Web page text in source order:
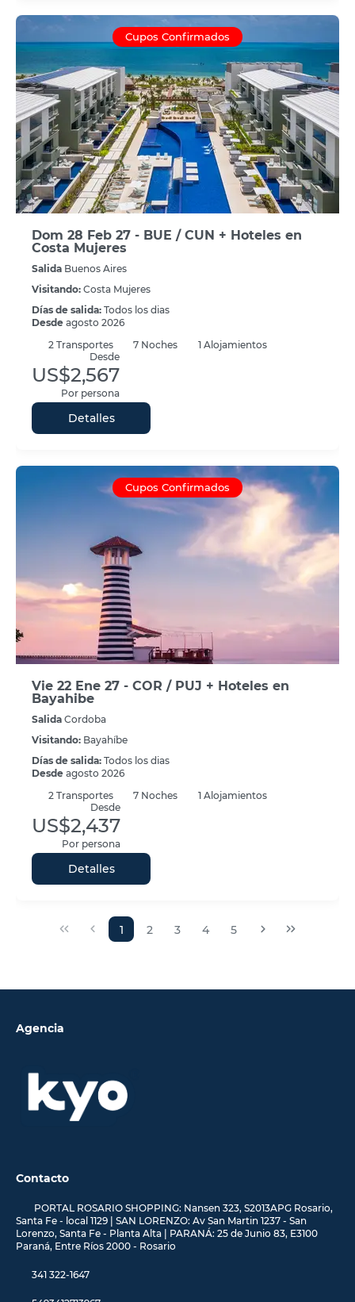
Cupos Confirmados
Dom 28 Feb 27 - BUE / CUN + Hoteles en
Costa Mujeres
Salida Buenos Aires
Visitando: Costa Mujeres
Días de salida: Todos los dias
Desde agosto 2026
2 Transportes 7 Noches
1 Alojamientos
Desde
US$2,567
Por persona
Detalles
Cupos Confirmados
Vie 22 Ene 27 - COR / PUJ + Hoteles en
Bayahibe
Salida Cordoba
Visitando: Bayahíbe
Días de salida: Todos los dias
Desde agosto 2026
2 Transportes 7 Noches
1 Alojamientos
Desde
US$2,437
Por persona
Detalles
1 2 3 4 5
Agencia
Contacto
PORTAL ROSARIO SHOPPING: Nansen 323, S2013APG Rosario,
Santa Fe - local 1129 | SAN LORENZO: Av San Martin 1237 - San
Lorenzo, Santa Fe - Planta Alta | PARANÁ: 25 de Junio 83, E3100
Paraná, Entre Ríos 2000 - Rosario
341 322-1647